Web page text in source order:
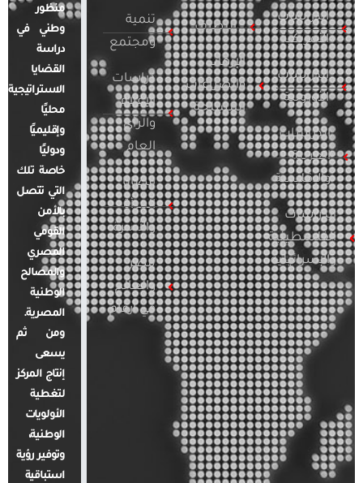
الدراسات
الأمريكية
الدراسات
الأوروبية
الدراسات
العربية
والإقليمية
الدراسات
الفلسطينية
والإسرائيلية
التطرف
الإرهاب
والصراعات
المسلحة
تنمية
ومجتمع
دراسات
الإعلام
والرأي
العام
قضايا
المرأة
والأسرة
مصر
والعالم
في أرقام
منظور
وطني في
دراسة
القضايا
الاستراتيجية
محليًا
وإقليميًا
ودوليًا
خاصة تلك
التي تتصل
بالأمن
القومي
المصري
والمصالح
الوطنية
المصرية.
ومن ثم
يسعى
إنتاج المركز
لتغطية
الأولويات
الوطنية،
وتوفير رؤية
استباقية